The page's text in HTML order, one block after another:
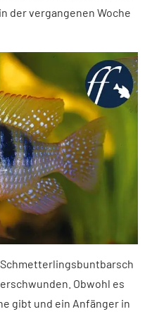
der vergangenen Woche
Obwohl es
gibt und ein Anfänger in